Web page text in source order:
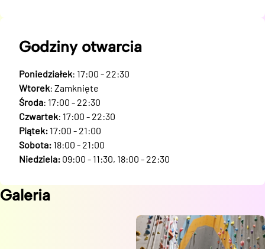
Godziny otwarcia
Poniedziałek: 17:00 - 22:30
Wtorek: Zamknięte
Środa: 17:00 - 22:30
Czwartek: 17:00 - 22:30
Piątek: 17:00 - 21:00
Sobota: 18:00 - 21:00
Niedziela: 09:00 - 11:30, 18:00 - 22:30
Galeria